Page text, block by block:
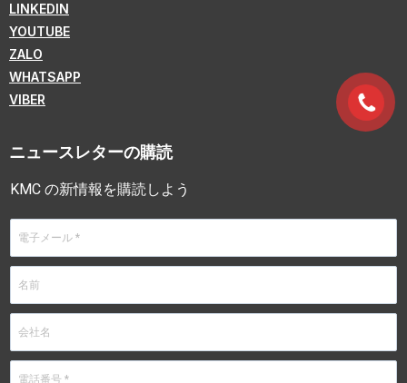
LINKEDIN
YOUTUBE
ZALO
WHATSAPP
VIBER
ニュースレターの購読
KMC の新情報を購読しよう